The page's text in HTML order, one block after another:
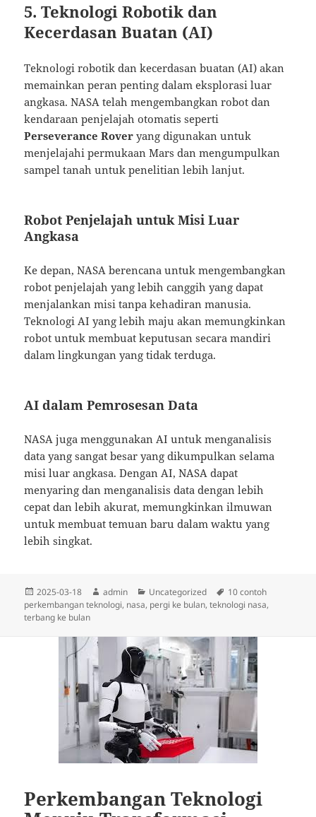
5. Teknologi Robotik dan
Kecerdasan Buatan (AI)
Teknologi robotik dan kecerdasan buatan (AI) akan
memainkan peran penting dalam eksplorasi luar
angkasa. NASA telah mengembangkan robot dan
kendaraan penjelajah otomatis seperti
Perseverance Rover yang digunakan untuk
menjelajahi permukaan Mars dan mengumpulkan
sampel tanah untuk penelitian lebih lanjut.
Robot Penjelajah untuk Misi Luar
Angkasa
Ke depan, NASA berencana untuk mengembangkan
robot penjelajah yang lebih canggih yang dapat
menjalankan misi tanpa kehadiran manusia.
Teknologi AI yang lebih maju akan memungkinkan
robot untuk membuat keputusan secara mandiri
dalam lingkungan yang tidak terduga.
AI dalam Pemrosesan Data
NASA juga menggunakan AI untuk menganalisis
data yang sangat besar yang dikumpulkan selama
misi luar angkasa. Dengan AI, NASA dapat
menyaring dan menganalisis data dengan lebih
cepat dan lebih akurat, memungkinkan ilmuwan
untuk membuat temuan baru dalam waktu yang
lebih singkat.
Diposkan
pada
2025-03-18 Penulis
admin Kategori
Uncategorized Tag
10 contoh
perkembangan teknologi, nasa, pergi ke bulan,teknologi nasa,
terbang ke bulan
Perkembangan Teknologi